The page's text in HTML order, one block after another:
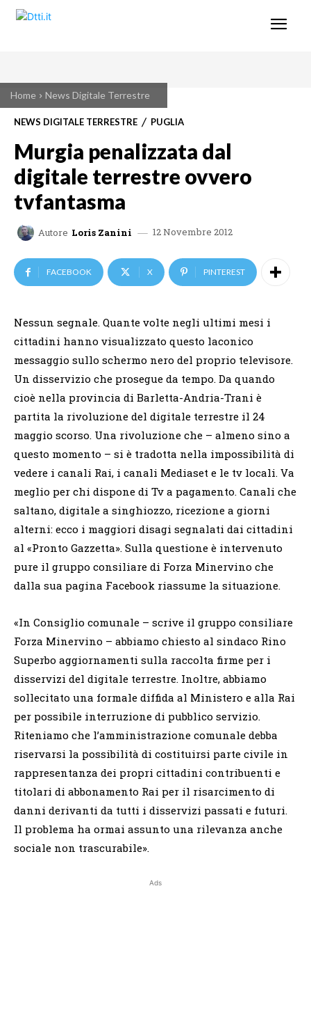
Home News Digitale Terrestre
NEWS DIGITALE TERRESTRE PUGLIA
Murgia penalizzata dal
digitale terrestre ovvero
tvfantasma
Autore Loris Zanini 12 Novembre 2012
FACEBOOK X PINTEREST
Nessun segnale. Quante volte negli ultimi mesi i
cittadini hanno visualizzato questo laconico
messaggio sullo schermo nero del proprio televisore.
Un disservizio che prosegue da tempo. Da quando
cioè nella provincia di Barletta-Andria-Trani è
partita la rivoluzione del digitale terrestre il 24
maggio scorso. Una rivoluzione che – almeno sino a
questo momento – si è tradotta nella impossibilità di
vedere i canali Rai, i canali Mediaset e le tv locali. Va
meglio per chi dispone di Tv a pagamento. Canali che
saltano, digitale a singhiozzo, ricezione a giorni
alterni: ecco i maggiori disagi segnalati dai cittadini
al «Pronto Gazzetta». Sulla questione è intervenuto
pure il gruppo consiliare di Forza Minervino che
dalla sua pagina Facebook riassume la situazione.
«In Consiglio comunale – scrive il gruppo consiliare
Forza Minervino – abbiamo chiesto al sindaco Rino
Superbo aggiornamenti sulla raccolta firme per i
disservizi del digitale terrestre. Inoltre, abbiamo
sollecitato una formale diffida al Ministero e alla Rai
per possibile interruzione di pubblico servizio.
Riteniamo che l’amministrazione comunale debba
riservarsi la possibilità di costituirsi parte civile in
rappresentanza dei propri cittadini contribuenti e
titolari di abbonamento Rai per il risarcimento di
danni derivanti da tutti i disservizi passati e futuri.
Il problema ha ormai assunto una rilevanza anche
sociale non trascurabile».
Ads